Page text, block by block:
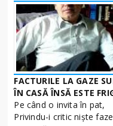
FACTURILE LA GAZE
ÎN CASĂ ÎNSĂ ESTE
Pe când o invita în pat,
Privindu-i critic nişte